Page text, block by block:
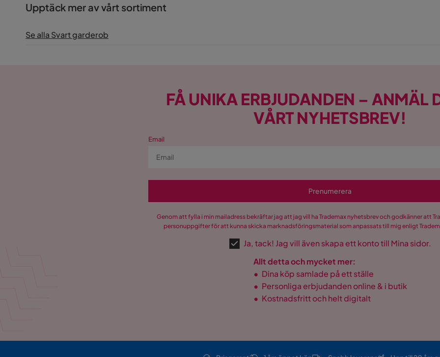
Upptäck mer av vårt sortiment
Se alla Svart garderob
FÅ UNIKA ERBJUDANDEN – ANMÄL
VÅRT NYHETSBREV!
Email
Prenumerera
Genom att fylla i min mailadress bekräftar jag att jag vill ha Trademax nyhetsbrev och godkänner att
personuppgifter för att kunna skicka marknadsföringsmaterial som anpassats till mig enligt
Ja, tack! Jag vill även skapa ett konto till Mina sidor.
Allt detta och mycket mer:
• Dina köp samlade på ett ställe
• Personliga erbjudanden online & i butik
• Kostnadsfritt och helt digitalt